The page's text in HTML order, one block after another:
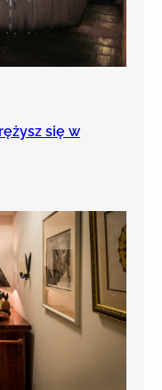
się w